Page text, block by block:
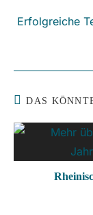
Erfolgreiche
DAS